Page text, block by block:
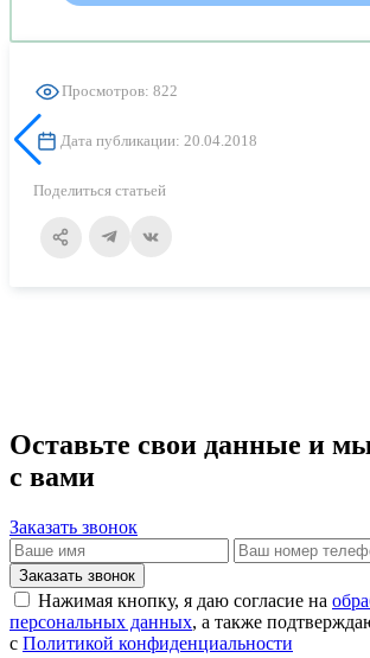
Просмотров: 822
Дата публикации: 20.04.2018
Поделиться статьей
Оставьте свои данные и
с вами
Заказать звонок
Заказать звонок
Нажимая кнопку, я даю согласие на
персональных данных, а также
с Политикой конфиденциальности